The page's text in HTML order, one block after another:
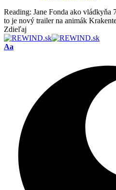
Reading: Jane Fonda ako vládkyňa
to je nový trailer na animák
Zdieľaj
Font
Aa